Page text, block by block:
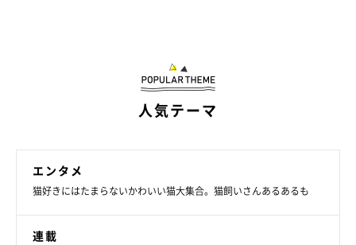
人気テーマ
エンタメ
猫好きにはたまらないかわいい猫大集合。猫飼いさんあるあるも
連載